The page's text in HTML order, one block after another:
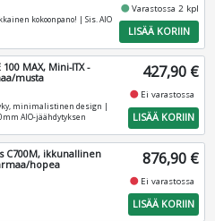
kokoonpano! | Sis. AIO
fiber_manual_recordVarastossa 2 kpl
LISÄÄ KORIIN
100 MAX, Mini-ITX -
musta
minimalistinen design |
AIO-jäähdytyksen
427,90 €
fiber_manual_record Ei varastossa
LISÄÄ KORIIN
C700M, ikkunallinen
hopea
876,90 €
fiber_manual_record Ei varastossa
LISÄÄ KORIIN